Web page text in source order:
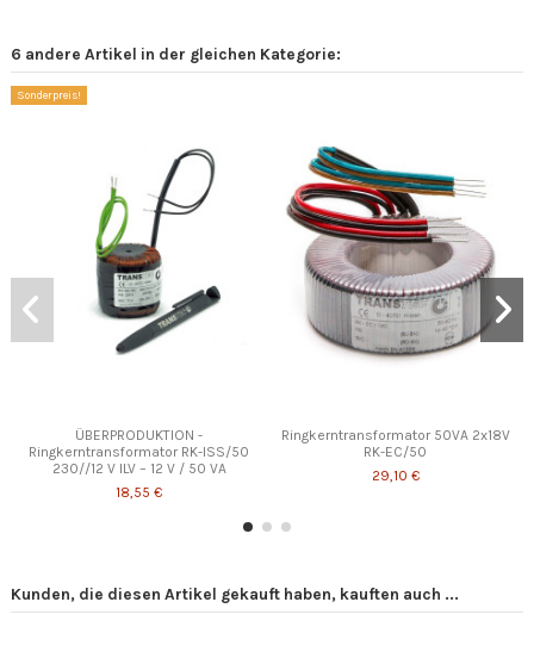
6 andere Artikel in der gleichen Kategorie:
Sonderpreis!
ÜBERPRODUKTION -
Ringkerntransformator RK-ISS/50
230//12 V ILV – 12 V / 50 VA
18,55 €
Ringkerntransformator 50VA 2x18V
RK-EC/50
29,10 €
Kunden, die diesen Artikel gekauft haben, kauften auch ...